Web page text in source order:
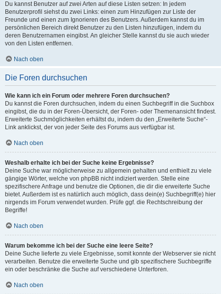
Du kannst Benutzer auf zwei Arten auf diese Listen setzen: In jedem
Benutzerprofil siehst du zwei Links: einen zum Hinzufügen zur Liste der
Freunde und einen zum Ignorieren des Benutzers. Außerdem kannst du im
persönlichen Bereich direkt Benutzer zu den Listen hinzufügen, indem du
deren Benutzernamen eingibst. An gleicher Stelle kannst du sie auch wieder
von den Listen entfernen.
Nach oben
Die Foren durchsuchen
Wie kann ich ein Forum oder mehrere Foren durchsuchen?
Du kannst die Foren durchsuchen, indem du einen Suchbegriff in die Suchbox
eingibst, die du in der Foren-Übersicht, der Foren- oder Themenansicht findest.
Erweiterte Suchmöglichkeiten erhältst du, indem du den „Erweiterte Suche“-
Link anklickst, der von jeder Seite des Forums aus verfügbar ist.
Nach oben
Weshalb erhalte ich bei der Suche keine Ergebnisse?
Deine Suche war möglicherweise zu allgemein gehalten und enthielt zu viele
gängige Wörter, welche von phpBB nicht indiziert werden. Stelle eine
spezifischere Anfrage und benutze die Optionen, die dir die erweiterte Suche
bietet. Außerdem ist es natürlich auch möglich, dass dein(e) Suchbegriff(e) hier
nirgends im Forum verwendet wurden. Prüfe ggf. die Rechtschreibung der
Begriffe!
Nach oben
Warum bekomme ich bei der Suche eine leere Seite?
Deine Suche lieferte zu viele Ergebnisse, somit konnte der Webserver sie nicht
verarbeiten. Benutze die erweiterte Suche und gib spezifischere Suchbegriffe
ein oder beschränke die Suche auf verschiedene Unterforen.
Nach oben